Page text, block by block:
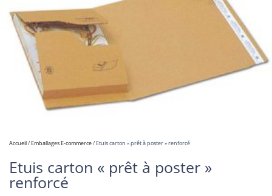
Accueil/Emballages E-commerce/ Etuis carton « prêt à poster » renforcé
Etuis carton « prêt à poster »
renforcé